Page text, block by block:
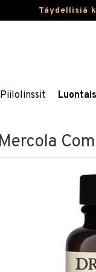
Täydellisiä
Piilolinssit